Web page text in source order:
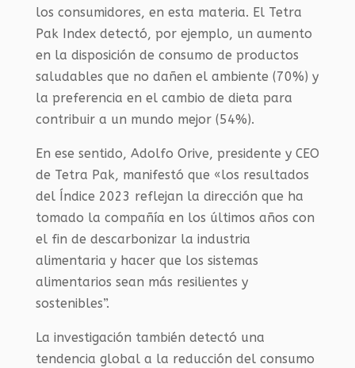
los consumidores, en esta materia. El Tetra
Pak Index detectó, por ejemplo, un aumento
en la disposición de consumo de productos
saludables que no dañen el ambiente (70%) y
la preferencia en el cambio de dieta para
contribuir a un mundo mejor (54%).
En ese sentido, Adolfo Orive, presidente y CEO
de Tetra Pak, manifestó que «los resultados
del Índice 2023 reflejan la dirección que ha
tomado la compañía en los últimos años con
el fin de descarbonizar la industria
alimentaria y hacer que los sistemas
alimentarios sean más resilientes y
sostenibles”.
La investigación también detectó una
tendencia global a la reducción del consumo